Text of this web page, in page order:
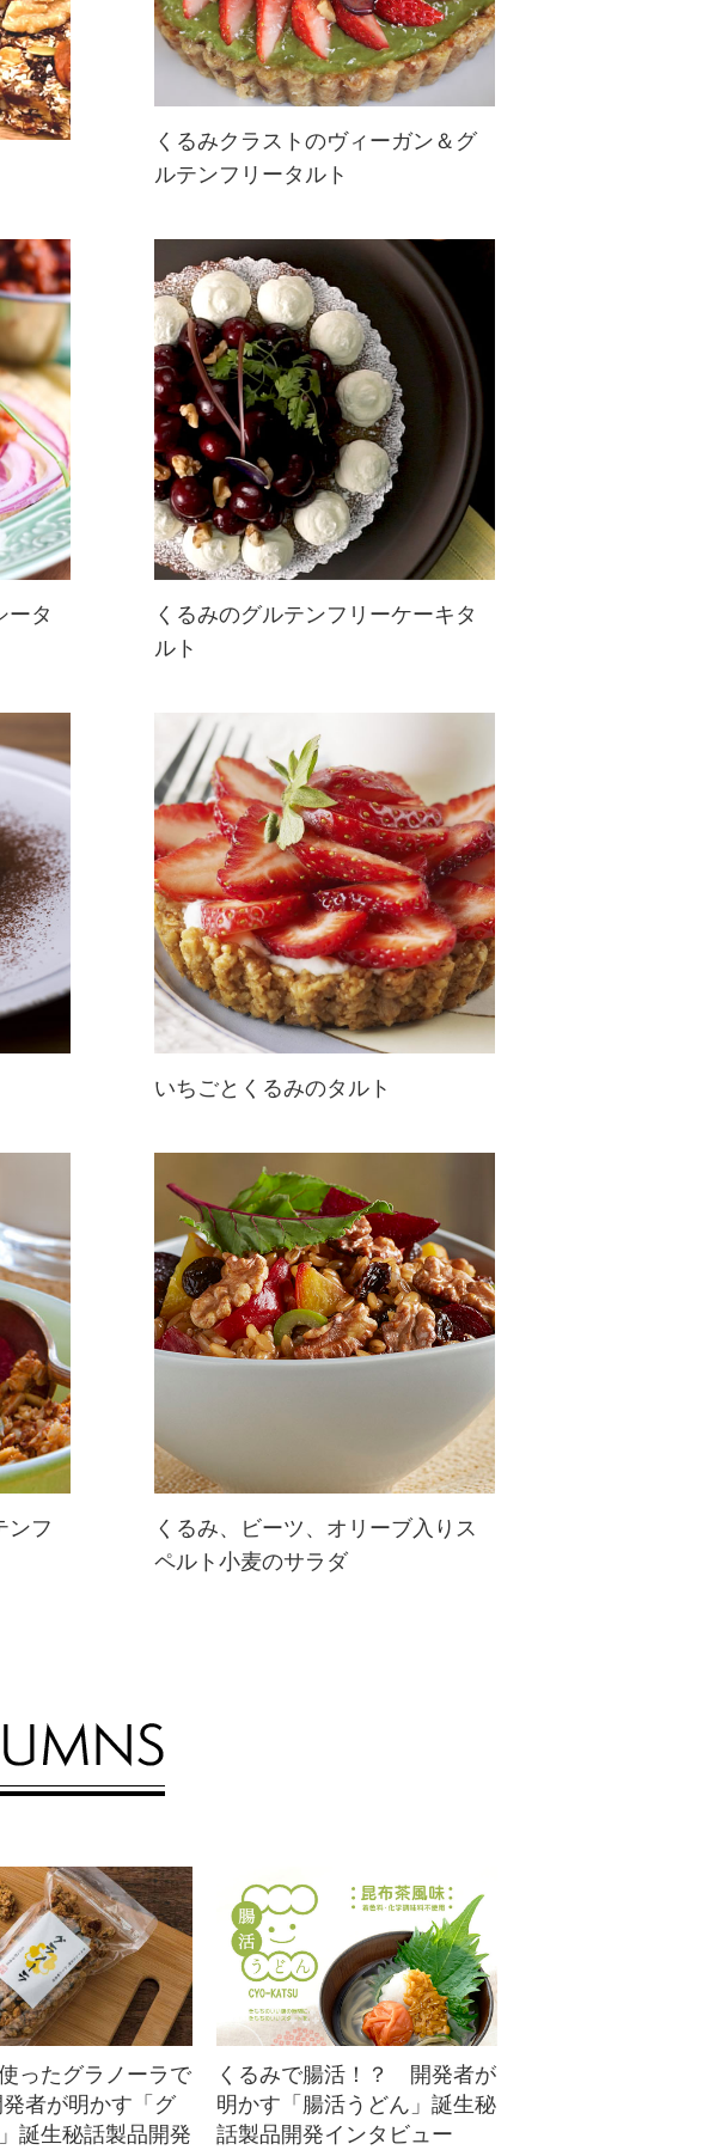
くるみをベースにしたクラストにお
好きなフルーツをふんだんに乗せて
☆グルテンフリーなので健康志向な
あなたにもうれしいスイーツです♪
くるみクラストのヴィーガン＆グ
ルテンフリータルト
集
フ
可
差
栄
み
ータ
ト♪アメリカンチェリーとくるみ
が、オシャレで落ち着いた印象に。
刻んだピスタチオ、チョコレートな
どを飾ってもOK
くるみのグルテンフリーケーキタ
ルト
ィ
ば
心
スライスしたいちごを花のように飾
り付けるのがポイント！しっとり、
そして甘酸っぱくカリカリとしたく
るみの食感も味わえる贅沢なタルト
♪
いちごとくるみのタルト
ンフ
くるみ、ビーツ、オリーブ入りス
ペルト小麦のサラダ
ったグラノーラで
者が明かす「グ
誕生秘話製品開発
くるみで腸活！？ 開発者が
明かす「腸活うどん」誕生秘
話製品開発インタビュー